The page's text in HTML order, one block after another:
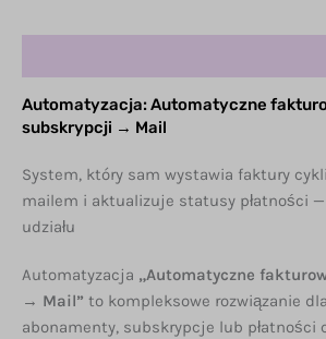
Automatyzacja: Automatyczne
subskrypcji → Mail
System, który sam wystawia faktury
mailem i aktualizuje statusy płatności —
udziału
Automatyzacja „Automatyczne
→ Mail” to kompleksowe rozwiązanie
abonamenty, subskrypcje lub płatności